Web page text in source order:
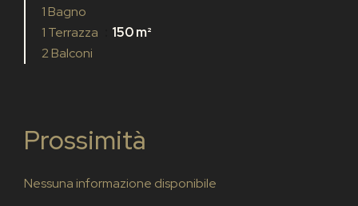
1 Bagno
1 Terrazza
150 m²
2 Balconi
Prossimità
Nessuna informazione disponibile